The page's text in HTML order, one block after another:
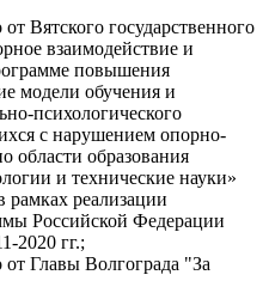
Вятского государственного
взаимодействие и
повышения
модели обучения и
психологического
с нарушением опорно-
области образования
и технические науки»
рамках реализации
Российской Федерации
2020 гг.;
от Главы Волгограда "За